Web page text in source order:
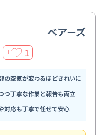
ベアーズ
＋ 1
の空気が変わるほどきれいに
つ丁寧な作業と報告も両立
対応も丁寧で任せて安心